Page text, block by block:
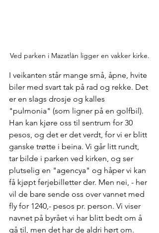
Ved parken i Mazatlàn ligger en vakker kirke.
I veikanten står mange små, åpne, hvite
biler med svart tak på rad og rekke. Det
er en slags drosje og kalles
"pulmonia" (som ligner på en golfbil).
Han kan kjøre oss til sentrum for 30
pesos, og det er det verdt, for vi er blitt
ganske trøtte i beina. Vi går litt rundt,
tar bilde i parken ved kirken, og ser
plutselig en "agencya" og håper vi kan
få kjøpt ferjebilletter der. Men nei, - her
vil de bare sende oss over vannet med
fly for 1240,- pesos pr. person. Vi viser
navnet på byrået vi har blitt bedt om å
gå til, men det har de aldri hørt om.